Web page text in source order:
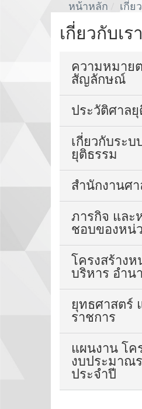
หน้าหลัก เกี่ย
เกี่ยวกับเรา
ความหมาย
สัญลักษณ์
ประวัติศาล
เกี่ยวกับระบ
ยุติธรรม
สำนักงานศ
ภารกิจ และ
ชอบของหน่
โครงสร้างห
บริหาร อำน
ยุทธศาสตร์
ราชการ
แผนงาน โค
งบประมาณ
ประจำปี